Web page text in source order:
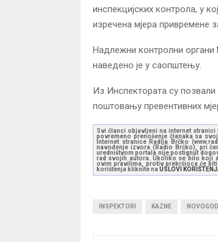
инспекцијских контрола, у
изречена мјера привремене
Надлежни контролни органи
наведено је у саопштењу.
Из Инспектората су
поштовању превентивних
Svi članci objavljeni na internet
povremeno prenošenje članaka sa
Internet stranice Radija Brčko
navođenje izvora (Radio Brčko), pri
uredništvom portala nije postignut
rad svojih autora. Ukoliko se bilo koji
ovim pravilima, protiv prekršioca će
korištenja kliknite na USLOVI
INSPEKTORI KAZNE